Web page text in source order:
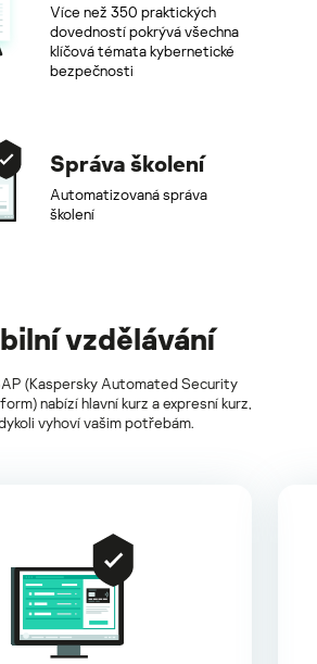
Více než 350 praktických
dovedností pokrývá všechna
klíčová témata kybernetické
bezpečnosti
Správa školení
Automatizovaná správa
školení
vzdělávání
(Kaspersky Automated Security
nabízí hlavní kurz a expresní kurz,
vyhoví vašim potřebám.